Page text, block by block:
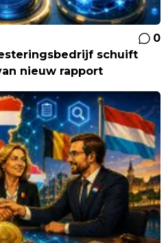
0
schuift
nieuw rapport